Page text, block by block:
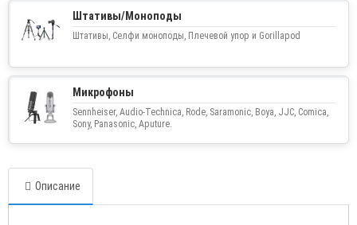
Штативы/Моноподы
Штативы, Селфи моноподы, Плечевой упор и Gorillapod
Микрофоны
Sennheiser, Audio-Technica, Rode, Saramonic, Boya, JJC, Comica,
Sony, Panasonic, Aputure.
Описание